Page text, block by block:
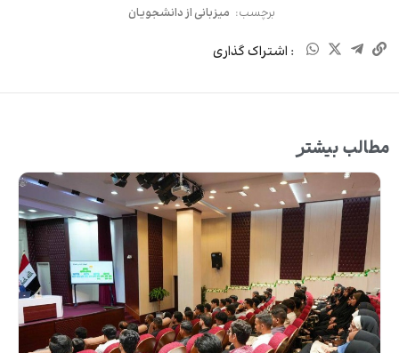
برچسب: میزبانی از دانشجویان
: اشتراک گذاری
مطالب بیشتر